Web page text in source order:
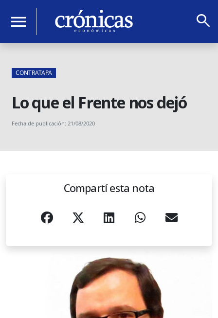
menu search
CONTRATAPA
Lo que el Frente nos dejó
Fecha de publicación: 21/08/2020
Compartí esta nota